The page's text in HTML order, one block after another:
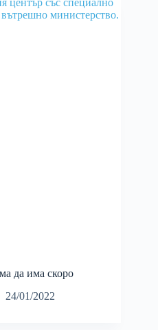
да има скоро
24/01/2022